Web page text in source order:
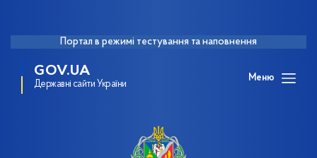
Портал в режимі тестування та наповнення
GOV.UA
Державні сайти України
Меню